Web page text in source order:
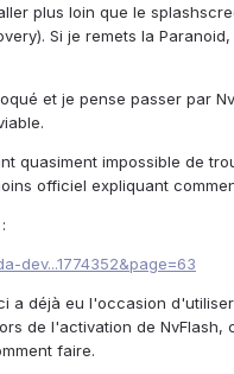
plus loin que le
Si je remets la
et je pense passer par
quasiment impossible de
officiel expliquant
dev...1774352&page=63
a déjà eu l'occasion
de l'activation de NvFlash,
faire.